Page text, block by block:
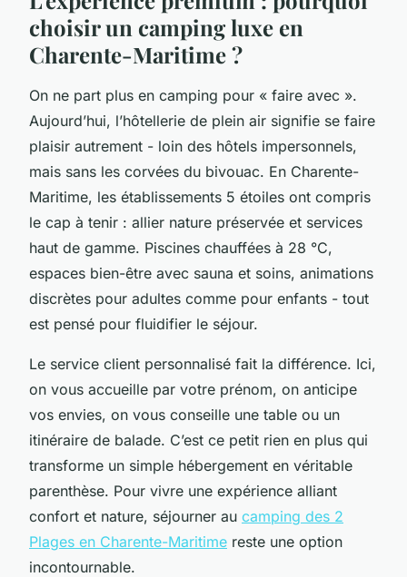
choisir un camping luxe en
Charente-Maritime ?
On ne part plus en camping pour « faire avec ».
Aujourd’hui, l’hôtellerie de plein air signifie se faire
plaisir autrement - loin des hôtels impersonnels,
mais sans les corvées du bivouac. En Charente-
Maritime, les établissements 5 étoiles ont compris
le cap à tenir : allier nature préservée et services
haut de gamme. Piscines chauffées à 28 °C,
espaces bien-être avec sauna et soins, animations
discrètes pour adultes comme pour enfants - tout
est pensé pour fluidifier le séjour.
Le service client personnalisé fait la différence. Ici,
on vous accueille par votre prénom, on anticipe
vos envies, on vous conseille une table ou un
itinéraire de balade. C’est ce petit rien en plus qui
transforme un simple hébergement en véritable
parenthèse. Pour vivre une expérience alliant
confort et nature, séjourner au camping des 2
Plages en Charente-Maritime reste une option
incontournable.